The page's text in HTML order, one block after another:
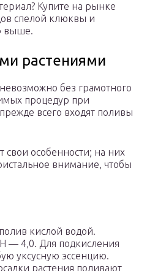
Купите на рынке
спелой клюквы и
выше.
растениями
без грамотного
процедур при
всего входят поливы
особенности; на них
внимание, чтобы
кислой водой.
— 4,0. Для подкисления
уксусную эссенцию.
растения поливают